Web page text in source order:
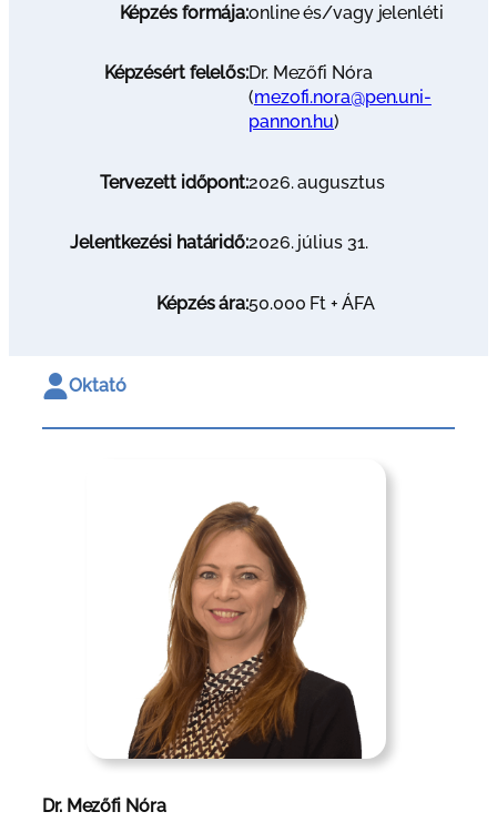
Képzés formája:online és/vagy jelenléti
Képzésért felelős:Dr. Mezőfi Nóra
(mezofi.nora@pen.uni-
pannon.hu)
Tervezett időpont:2026. augusztus
Jelentkezési határidő:2026. július 31.
Képzés ára:50.000 Ft + ÁFA
Oktató
Dr. Mezőfi Nóra